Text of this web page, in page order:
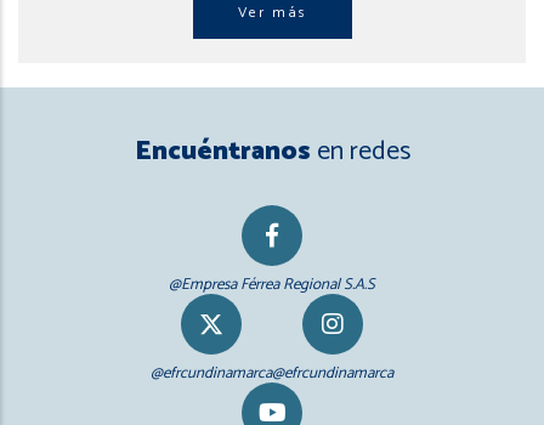
Ver más
Encuéntranosen redes
@Empresa Férrea Regional S.A.S
@efrcundinamarca@efrcundinamarca